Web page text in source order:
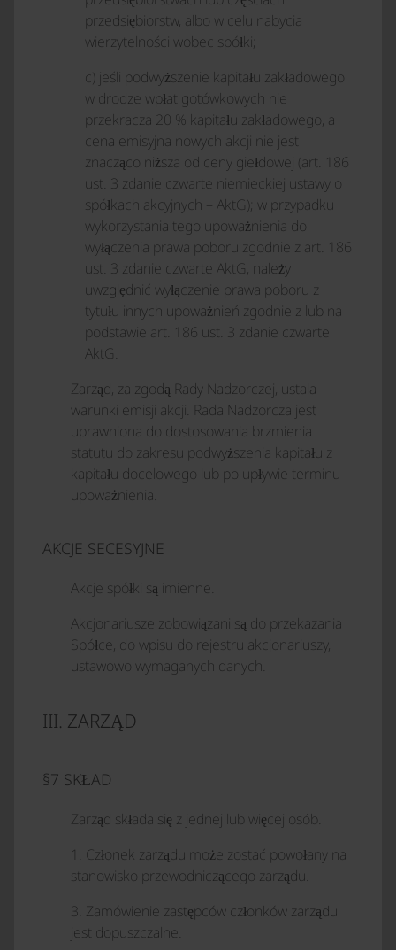
przedsiębiorstw, albo w celu nabycia
wierzytelności wobec spółki;
c) jeśli podwyższenie kapitału zakładowego
w drodze wpłat gotówkowych nie
przekracza 20 % kapitału zakładowego, a
cena emisyjna nowych akcji nie jest
znacząco niższa od ceny giełdowej (art. 186
ust. 3 zdanie czwarte niemieckiej ustawy o
spółkach akcyjnych – AktG); w przypadku
wykorzystania tego upoważnienia do
wyłączenia prawa poboru zgodnie z art. 186
ust. 3 zdanie czwarte AktG, należy
uwzględnić wyłączenie prawa poboru z
tytułu innych upoważnień zgodnie z lub na
podstawie art. 186 ust. 3 zdanie czwarte
AktG.
Zarząd, za zgodą Rady Nadzorczej, ustala
warunki emisji akcji. Rada Nadzorcza jest
uprawniona do dostosowania brzmienia
statutu do zakresu podwyższenia kapitału z
kapitału docelowego lub po upływie terminu
upoważnienia.
AKCJE SECESYJNE
Akcje spółki są imienne.
Akcjonariusze zobowiązani są do przekazania
Spółce, do wpisu do rejestru akcjonariuszy,
ustawowo wymaganych danych.
III. ZARZĄD
§7 SKŁAD
Zarząd składa się z jednej lub więcej osób.
1. Członek zarządu może zostać powołany na
stanowisko przewodniczącego zarządu.
3. Zamówienie zastępców członków zarządu
jest dopuszczalne.